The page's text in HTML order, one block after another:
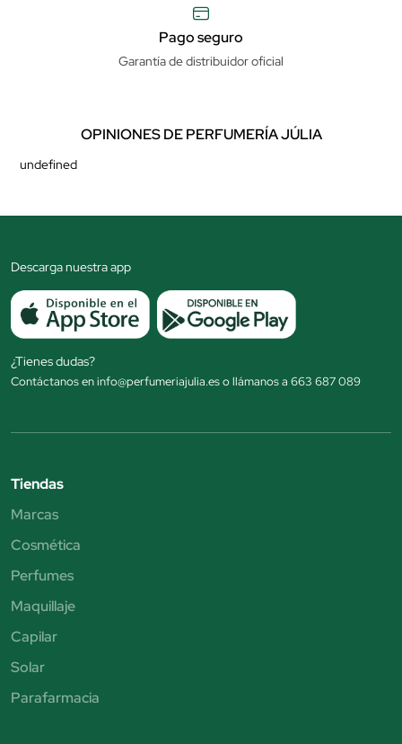
Pago seguro
Garantía de distribuidor oficial
OPINIONES DE PERFUMERÍA JÚLIA
undefined
Descarga nuestra app
¿Tienes dudas?
Contáctanos en info@perfumeriajulia.es o llámanos a 663 687 089
Tiendas
Marcas
Cosmética
Perfumes
Maquillaje
Capilar
Solar
Parafarmacia